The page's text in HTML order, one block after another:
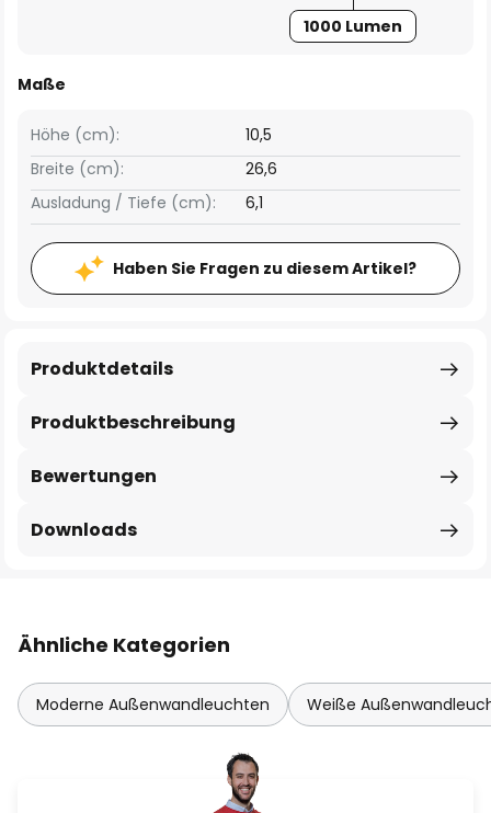
1000 Lumen
Maße
Breite (cm): 26,6
Höhe (cm): 10,5
Ausladung / Tiefe (cm): 6,1
Haben Sie Fragen zu diesem Artikel?
Produktbeschreibung
Produktdetails
Bewertungen
Downloads
Ähnliche Kategorien
Moderne Außenwandleuchten Weiße